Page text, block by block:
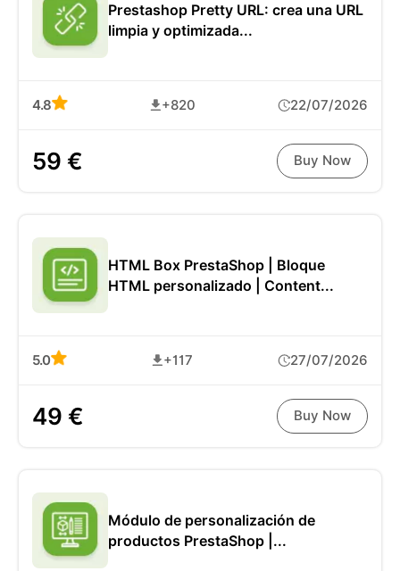
Prestashop Pretty URL: crea una URL
limpia y optimizada...
4.8 +820 22/07/2026
59 € Buy Now
HTML Box PrestaShop | Bloque
HTML personalizado | Content...
5.0 +117 27/07/2026
49 € Buy Now
Módulo de personalización de
productos PrestaShop |...